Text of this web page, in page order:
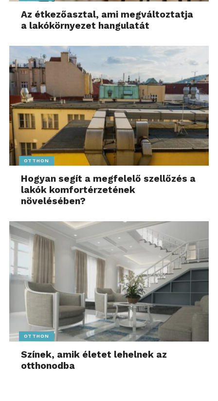
Az étkezőasztal, ami megváltoztatja
a lakókörnyezet hangulatát
OTTHON
Hogyan segít a megfelelő szellőzés a
lakók komfortérzetének
növelésében?
OTTHON
Színek, amik életet lehelnek az
otthonodba